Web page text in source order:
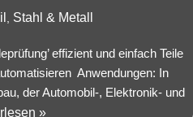
, Stahl & Metall
effizient und einfach Teile
Anwendungen: In
der Automobil-, Elektronik- und
»